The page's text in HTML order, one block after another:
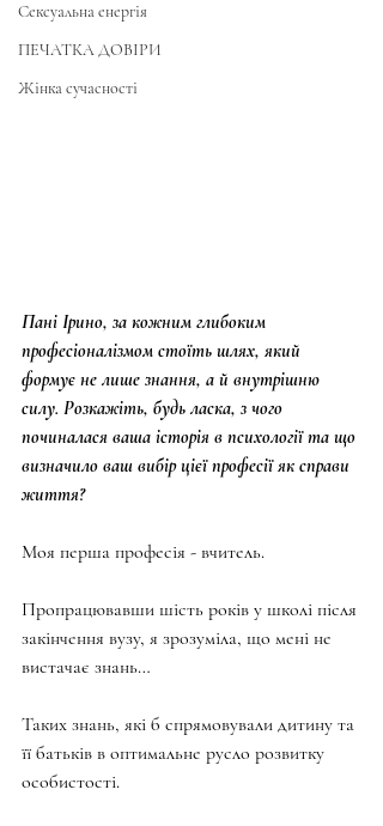
Сексуальна енергія
ПЕЧАТКА ДОВІРИ
Жінка сучасності
Пані Ірино, за кожним глибоким
професіоналізмом стоїть шлях, який
формує не лише знання, а й внутрішню
силу. Розкажіть, будь ласка, з чого
починалася ваша історія в психології та що
визначило ваш вибір цієї професії як справи
життя?
Моя перша професія - вчитель.
Пропрацювавши шість років у школі після
закінчення вузу, я зрозуміла, що мені не
вистачає знань…
Таких знань, які б спрямовували дитину та
її батьків в оптимальне русло розвитку
особистості.